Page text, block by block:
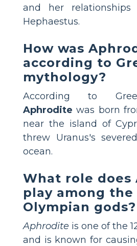
and her
Hephaestus.
How was
according to
mythology?
According to
Aphrodite was born
near the island of
threw Uranus's
ocean.
What role does
play among the
Olympian gods?
Aphrodite is one of the
and is known for